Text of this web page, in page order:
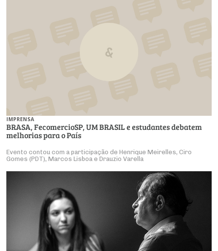
IMPRENSA
BRASA, FecomercioSP, UM BRASIL e estudantes debatem
melhorias para o País
Evento contou com a participação de Henrique Meirelles, Ciro
Gomes (PDT), Marcos Lisboa e Drauzio Varella